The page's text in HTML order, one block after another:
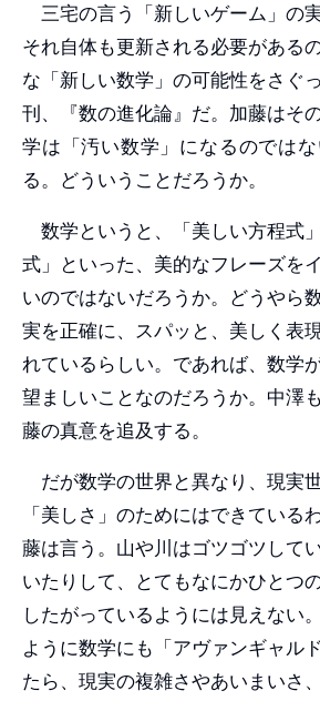
三宅の言う「新しいゲーム」の
それ自体も更新される必要がある
な「新しい数学」の可能性をさぐ
刊、『数の進化論』だ。加藤はそ
学は「汚い数学」になるのでは
る。どういうことだろうか。
数学というと、「美しい方程式
式」といった、美的なフレーズを
いのではないだろうか。どうやら
実を正確に、スパッと、美しく表
れているらしい。であれば、数学
望ましいことなのだろうか。中澤
藤の真意を追及する。
だが数学の世界と異なり、現実
「美しさ」のためにはできている
藤は言う。山や川はゴツゴツして
いたりして、とてもなにかひとつ
したがっているようには見えない
ように数学にも「アヴァンギャル
たら、現実の複雑さやあいまいさ